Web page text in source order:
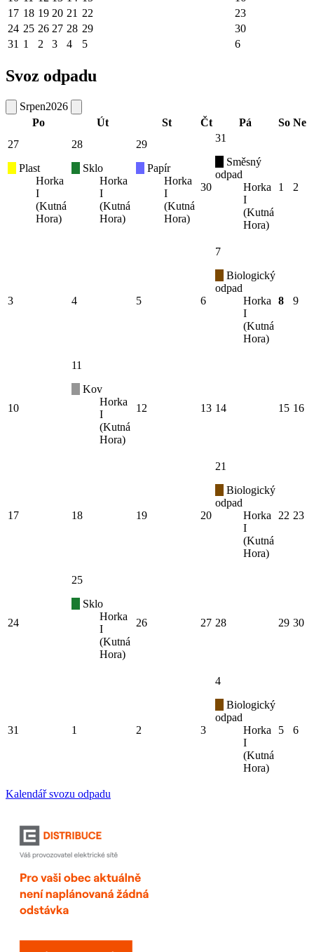
17 18 19 20 21 22
23
24 25 26 27 28 29
30
31 1 2 3 4 5 6
Svoz odpadu
Srpen2026
Po
Út St Čt Pá So Ne
27
Plast
Horka
I
(Kutná
Hora)
28
Sklo
Horka
I
(Kutná
Hora)
29
Papír
Horka
I
(Kutná
Hora)
30
31
Směsný
odpad
Horka
I
(Kutná
Hora)
1 2
3 4 5 6
7
Biologický
odpad
Horka
I
(Kutná
Hora)
8 9
10
11
Kov
Horka
I
(Kutná
Hora)
12 13 14 15 16
17 18 19 20
21
Biologický
odpad
Horka
I
(Kutná
Hora)
22 23
24
25
Sklo
Horka
I
(Kutná
Hora)
26 27 28 29 30
31 1 2 3
4
Biologický
odpad
Horka
I
(Kutná
Hora)
5 6
Kalendář svozu odpadu